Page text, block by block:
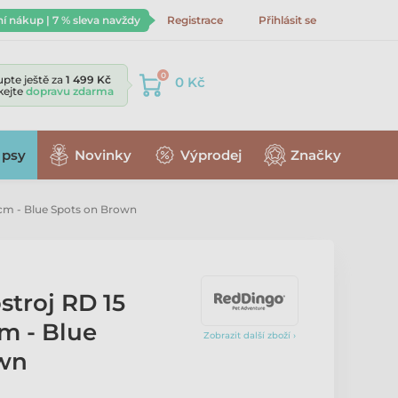
nákup | 7 % sleva navždy Registrace Přihlásit se
ještě za 1 499 Kč
dopravu zdarma
0 0 Kč
Novinky Výprodej Značky
- Blue Spots on Brown
Zobrazit další zboží ›
RD 15
- Blue